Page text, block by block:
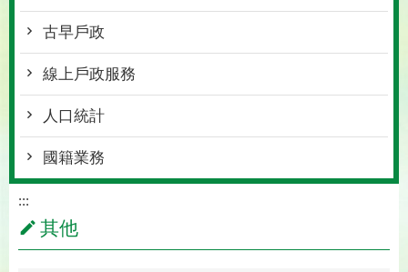
古早戶政
線上戶政服務
人口統計
國籍業務
:::
其他